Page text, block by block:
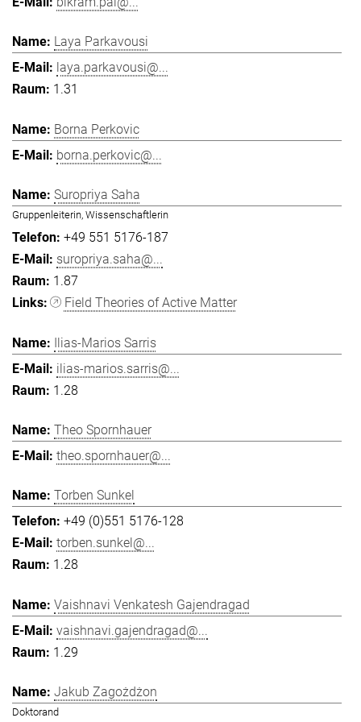
Laya Parkavousi
laya.parkavousi@...
1.31
Borna Perkovic
borna.perkovic@...
Suropriya Saha
Gruppenleiterin, Wissenschaftlerin
+49 551 5176-187
suropriya.saha@...
1.87
Field Theories of Active Matter
Ilias-Marios Sarris
ilias-marios.sarris@...
1.28
Theo Spornhauer
theo.spornhauer@...
Torben Sunkel
+49 (0)551 5176-128
torben.sunkel@...
1.28
Vaishnavi Venkatesh Gajendragad
vaishnavi.gajendragad@...
1.29
Jakub Zagożdżon
Doktorand